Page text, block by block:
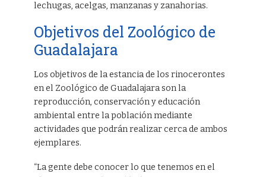
lechugas, acelgas, manzanas y zanahorias.
Objetivos del Zoológico de
Guadalajara
Los objetivos de la estancia de los rinocerontes
en el Zoológico de Guadalajara son la
reproducción, conservación y educación
ambiental entre la población mediante
actividades que podrán realizar cerca de ambos
ejemplares.
“La gente debe conocer lo que tenemos en el